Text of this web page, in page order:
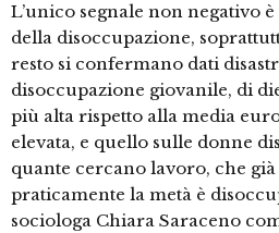
L’unico segnale non negativo
della disoccupazione,
resto si confermano dati
disoccupazione giovanile, di
più alta rispetto alla media
elevata, e quello sulle donne
quante cercano lavoro, che già
praticamente la metà è
sociologa Chiara Saraceno